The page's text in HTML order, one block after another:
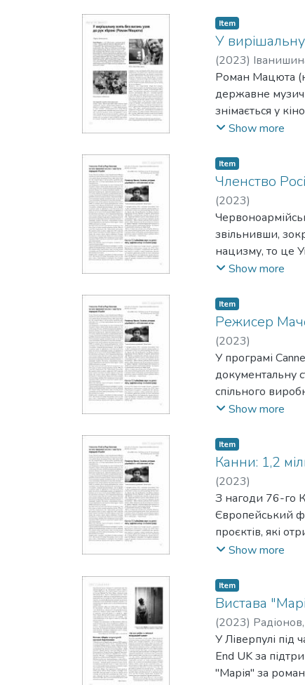
Item
У
(2023)
Роман Мацюта
державне
знімається у
Віктора Тарана
Симона
Квашньова,
бандит
Сеітаблаєва),
Україну
Show more
Item
Членство
(2023)
звільнивши,
нацизму, то це
Росії.
можуть
Show more
Item
Режисер
(2023)
У програмі
документальну
спільного
після 24 лютого
Show more
Item
Канни: 1,2
(2023)
З нагоди 76-го
Європейський
проєктів, які
продюсерки
Show more
Item
Вистава
(2023)
У Ліверпулі
End UK за
"Марія" за